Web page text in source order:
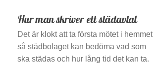
Hur man skriver ett städavtal
Det är klokt att ta första mötet i hemmet
så städbolaget kan bedöma vad som
ska städas och hur lång tid det kan ta.